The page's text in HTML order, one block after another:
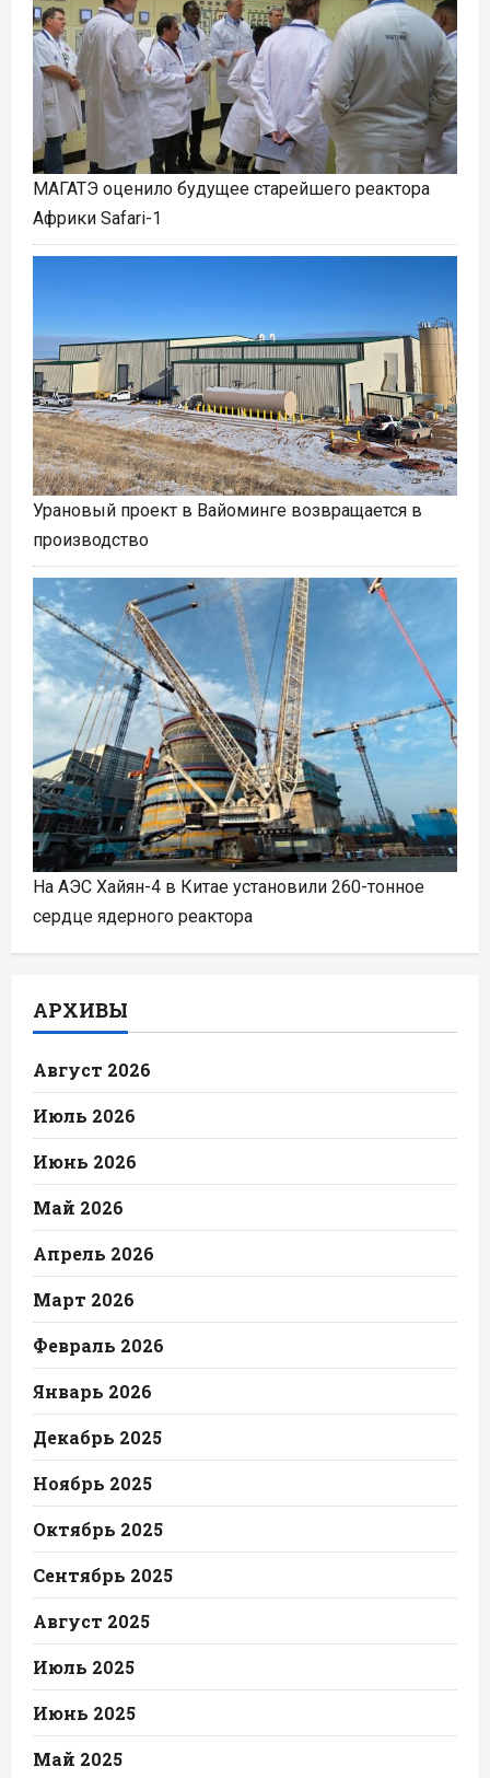
МАГАТЭ оценило будущее старейшего реактора
Африки Safari-1
Урановый проект в Вайоминге возвращается в
производство
На АЭС Хайян-4 в Китае установили 260-тонное
сердце ядерного реактора
АРХИВЫ
Август 2026
Июль 2026
Июнь 2026
Май 2026
Апрель 2026
Март 2026
Февраль 2026
Январь 2026
Декабрь 2025
Ноябрь 2025
Октябрь 2025
Сентябрь 2025
Август 2025
Июль 2025
Июнь 2025
Май 2025